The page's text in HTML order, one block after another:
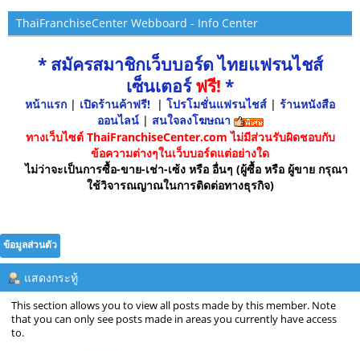
ThaiFranchiseCenter Webboard - Info Center
* สมัครสมาชิกเว็บบอร์ด ไทยแฟรนไชส์
เซ็นเตอร์ฟรี! *
หน้าแรก | เปิดร้านค้าฟรี! | โปรโมชั่นแฟรนไชส์ | ร้านหนังสือ
ออนไลน์ | สนใจลงโฆษณา
ทางเว็บไซต์ ThaiFranchiseCenter.com ไม่มีส่วนรับผิดชอบกับ
ข้อความต่างๆในเว็บบอร์ดแต่อย่างใด
ไม่ว่าจะเป็นการซื้อ-ขาย-เช่า-เซ้ง หรือ อื่นๆ (ผู้ซื้อ หรือ ผู้ขาย กรุณา
ใช้วิจารณญาณในการติดต่อทางธุรกิจ)
ข้อมูลส่วนตัว
แสดงกระทู้
This section allows you to view all posts made by this member. Note
that you can only see posts made in areas you currently have access
to.